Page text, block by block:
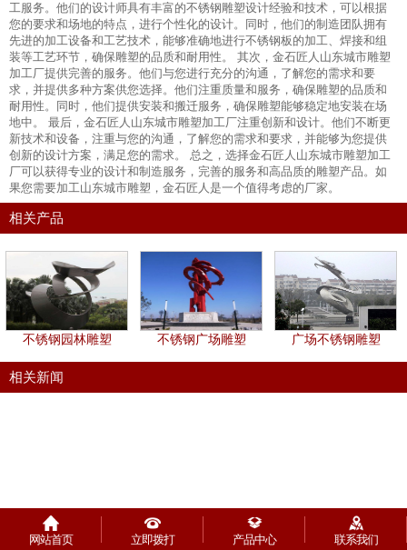
工服务。他们的设计师具有丰富的不锈钢雕塑设计经验和技术，可以根据
您的要求和场地的特点，进行个性化的设计。同时，他们的制造团队拥有
先进的加工设备和工艺技术，能够准确地进行不锈钢板的加工、焊接和组
装等工艺环节，确保雕塑的品质和耐用性。 其次，金石匠人山东城市雕塑
加工厂提供完善的服务。他们与您进行充分的沟通，了解您的需求和要
求，并提供多种方案供您选择。他们注重质量和服务，确保雕塑的品质和
耐用性。同时，他们提供安装和搬迁服务，确保雕塑能够稳定地安装在场
地中。 最后，金石匠人山东城市雕塑加工厂注重创新和设计。他们不断更
新技术和设备，注重与您的沟通，了解您的需求和要求，并能够为您提供
创新的设计方案，满足您的需求。 总之，选择金石匠人山东城市雕塑加工
厂可以获得专业的设计和制造服务，完善的服务和高品质的雕塑产品。如
果您需要加工山东城市雕塑，金石匠人是一个值得考虑的厂家。
相关产品
不锈钢园林雕塑 不锈钢广场雕塑 广场不锈钢雕塑
相关新闻
网站首页 立即拨打 产品中心 联系我们